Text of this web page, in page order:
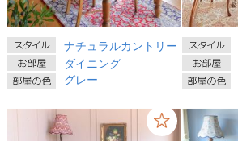
ナチュラルカントリー
ダイニング
グレー